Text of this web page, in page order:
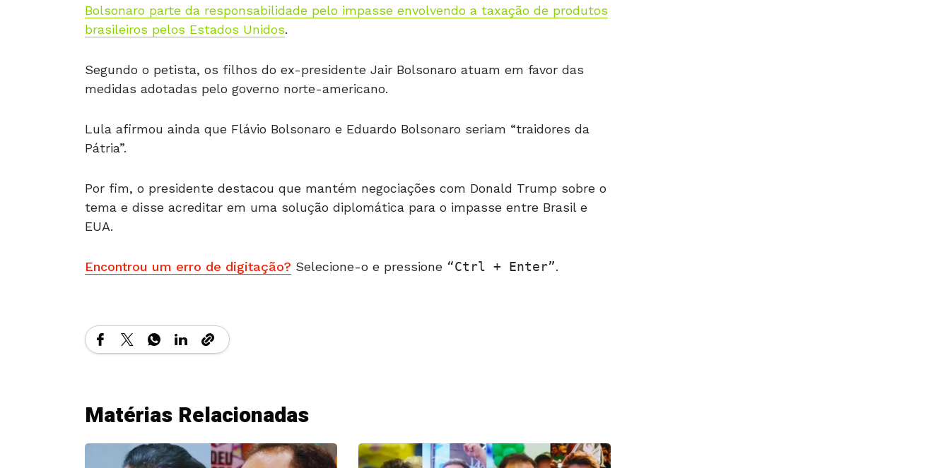
Bolsonaro parte da responsabilidade pelo impasse envolvendo a taxação de produtos
brasileiros pelos Estados Unidos.
Segundo o petista, os filhos do ex-presidente Jair Bolsonaro atuam em favor das
medidas adotadas pelo governo norte-americano.
Lula afirmou ainda que Flávio Bolsonaro e Eduardo Bolsonaro seriam “traidores da
Pátria”.
Por fim, o presidente destacou que mantém negociações com Donald Trump sobre o
tema e disse acreditar em uma solução diplomática para o impasse entre Brasil e
EUA.
Encontrou um erro de digitação? Selecione-o e pressione Ctrl + Enter .
Matérias Relacionadas